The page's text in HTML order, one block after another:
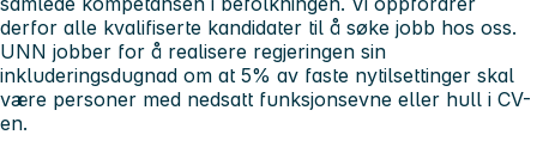
derfor alle kvalifiserte kandidater til å søke jobb hos oss.
UNN jobber for å realisere regjeringen sin
inkluderingsdugnad om at 5% av faste nytilsettinger skal
være personer med nedsatt funksjonsevne eller hull i CV-
en.